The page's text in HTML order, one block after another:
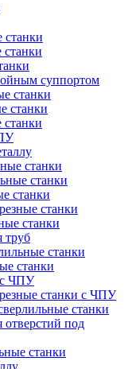
станки
станки
суппортом
станки
станки
станки
станки
станки
станки
станки
станки
труб
станки
станки
с ЧПУ
станки с ЧПУ
станки
отверстий под
станки